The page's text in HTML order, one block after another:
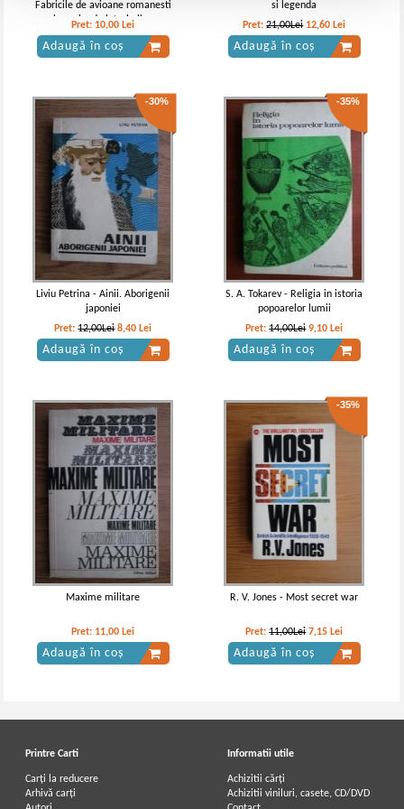
Fabricile de avioane romanesti
in perioada interbelica
Pret: 10,00 Lei
Adaugă în coș
si legenda
Pret:21,00Lei 12,60 Lei
Adaugă în coș
-30%
Liviu Petrina - Ainii. Aborigenii
japoniei
Pret:12,00Lei 8,40 Lei
Adaugă în coș
-35%
S. A. Tokarev - Religia in istoria
popoarelor lumii
Pret:14,00Lei 9,10 Lei
Adaugă în coș
Maxime militare
Pret: 11,00 Lei
Adaugă în coș
-35%
R. V. Jones - Most secret war
Pret:11,00Lei 7,15 Lei
Adaugă în coș
Printre Carti
Carți la reducere
Arhivă carți
Informatii utile
Achizitii cărți
Achizitii viniluri, casete, CD/DVD